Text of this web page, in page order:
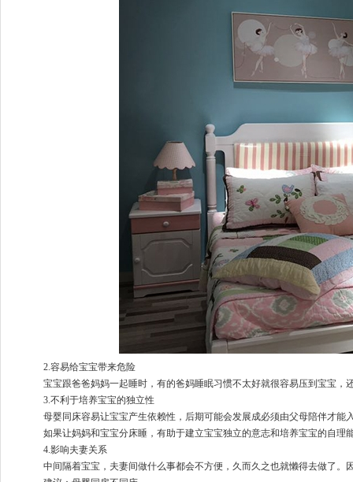
2.容易给宝宝带来危险
宝宝跟爸爸妈妈一起睡时，有的爸妈睡眠习惯不太好就很容易压到宝宝，
3.不利于培养宝宝的独立性
母婴同床容易让宝宝产生依赖性，后期可能会发展成必须由父母陪伴才能
如果让妈妈和宝宝分床睡，有助于建立宝宝独立的意志和培养宝宝的自理
4.影响夫妻关系
中间隔着宝宝，夫妻间做什么事都会不方便，久而久之也就懒得去做了。